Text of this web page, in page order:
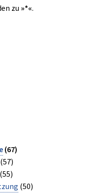
zu »*«.
(67)
(57)
(55)
(50)